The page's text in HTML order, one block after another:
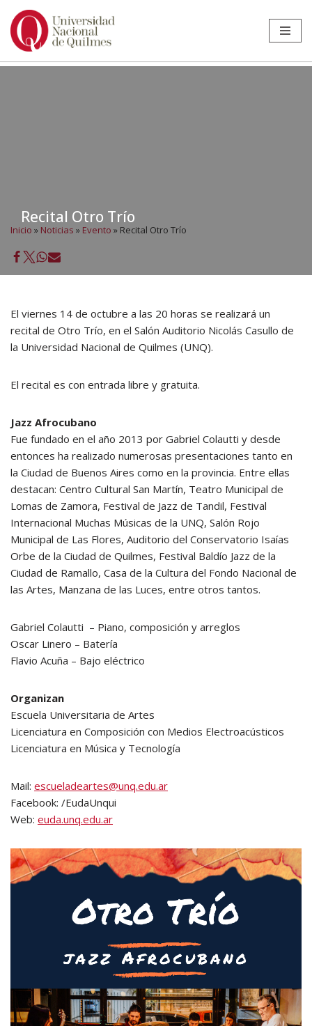
Ir
Recital Otro Trío
Inicio » Noticias » Evento » Recital Otro Trío
El viernes 14 de octubre a las 20 horas se realizará un
recital de Otro Trío, en el Salón Auditorio Nicolás Casullo de
la Universidad Nacional de Quilmes (UNQ).
El recital es con entrada libre y gratuita.
Jazz Afrocubano
Fue fundado en el año 2013 por Gabriel Colautti y desde
entonces ha realizado numerosas presentaciones tanto en
la Ciudad de Buenos Aires como en la provincia. Entre ellas
destacan: Centro Cultural San Martín, Teatro Municipal de
Lomas de Zamora, Festival de Jazz de Tandil, Festival
Internacional Muchas Músicas de la UNQ, Salón Rojo
Municipal de Las Flores, Auditorio del Conservatorio Isaías
Orbe de la Ciudad de Quilmes, Festival Baldío Jazz de la
Ciudad de Ramallo, Casa de la Cultura del Fondo Nacional de
las Artes, Manzana de las Luces, entre otros tantos.
Gabriel Colautti – Piano, composición y arreglos
Oscar Linero – Batería
Flavio Acuña – Bajo eléctrico
Organizan
Escuela Universitaria de Artes
Licenciatura en Composición con Medios Electroacústicos
Licenciatura en Música y Tecnología
Mail: escueladeartes@unq.edu.ar
Facebook: /EudaUnqui
Web: euda.unq.edu.ar